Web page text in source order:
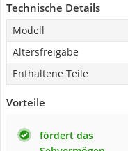
Technische Details
Modell
Altersfreigabe
Enthaltene Teile
Vorteile
fördert das